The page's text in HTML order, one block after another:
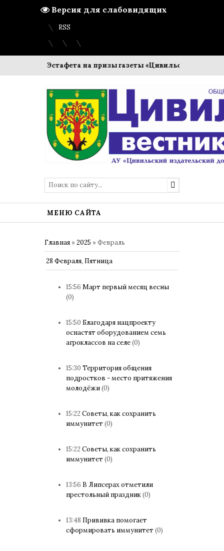
Версия для слабовидящих
Вход Регистрация
Карта сайта
RSS
Эстафета на призы газеты «Цивильский вестник»
МЕНЮ САЙТА
Главная »2025 »Февраль
28 Февраля, Пятница
15:56 Март первый месяц весны
(0)
15:50 Благодаря нацпроекту
оснастят оборудованием семь
агроклассов на селе(0)
15:30 Территория общения
подростков - место притяжения
молодёжи(0)
15:22 Советы, как сохранить
иммунитет (0)
15:22 Советы, как сохранить
иммунитет (0)
13:56 В Липсерах отметили
престольный праздник(0)
13:48 Прививка помогает
сформировать иммунитет (0)